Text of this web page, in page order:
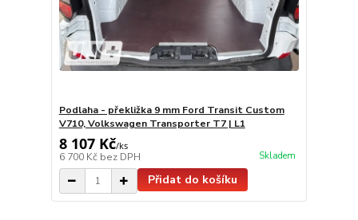
Podlaha - překližka 9 mm Ford Transit Custom
V710, Volkswagen Transporter T7 | L1
8 107 Kč/ks
6 700 Kč bez DPH Skladem
Přidat do košíku